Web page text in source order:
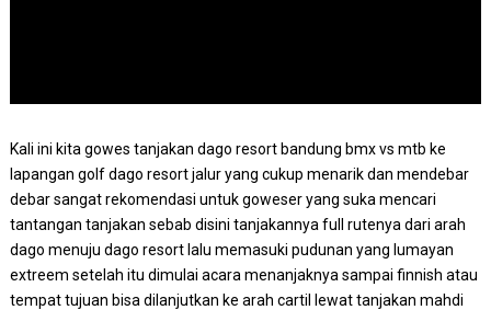
Kali ini kita gowes tanjakan dago resort bandung bmx vs mtb ke
lapangan golf dago resort jalur yang cukup menarik dan mendebar
debar sangat rekomendasi untuk goweser yang suka mencari
tantangan tanjakan sebab disini tanjakannya full rutenya dari arah
dago menuju dago resort lalu memasuki pudunan yang lumayan
extreem setelah itu dimulai acara menanjaknya sampai finnish atau
tempat tujuan bisa dilanjutkan ke arah cartil lewat tanjakan mahdi